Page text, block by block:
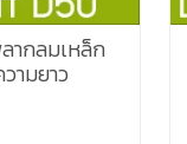
ากลมเหล็ก
ามยาว